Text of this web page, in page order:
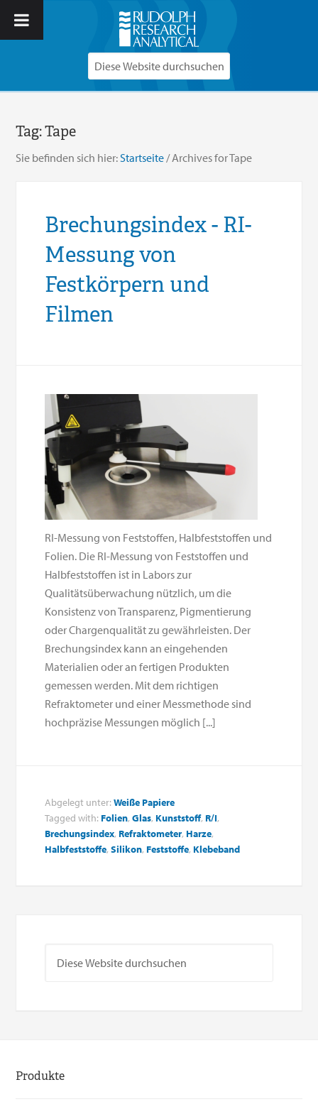
Tag:Tape
Sie befinden sich hier: Startseite /Archives for Tape
Brechungsindex - RI-
Messung von
Festkörpern und
Filmen
RI-Messung von Feststoffen, Halbfeststoffen und
Folien. Die RI-Messung von Feststoffen und
Halbfeststoffen ist in Labors zur
Qualitätsüberwachung nützlich, um die
Konsistenz von Transparenz, Pigmentierung
oder Chargenqualität zu gewährleisten. Der
Brechungsindex kann an eingehenden
Materialien oder an fertigen Produkten
gemessen werden. Mit dem richtigen
Refraktometer und einer Messmethode sind
hochpräzise Messungen möglich [...]
Abgelegt unter:Weiße Papiere
Tagged with: Folien,Glas, Kunststoff, R/I,
Brechungsindex, Refraktometer, Harze,
Halbfeststoffe,Silikon, Feststoffe, Klebeband
Produkte